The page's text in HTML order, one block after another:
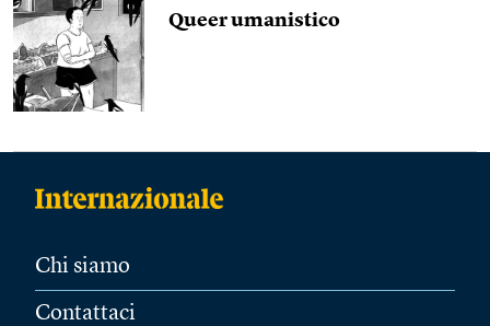
Queer umanistico
Chi siamo
Contattaci